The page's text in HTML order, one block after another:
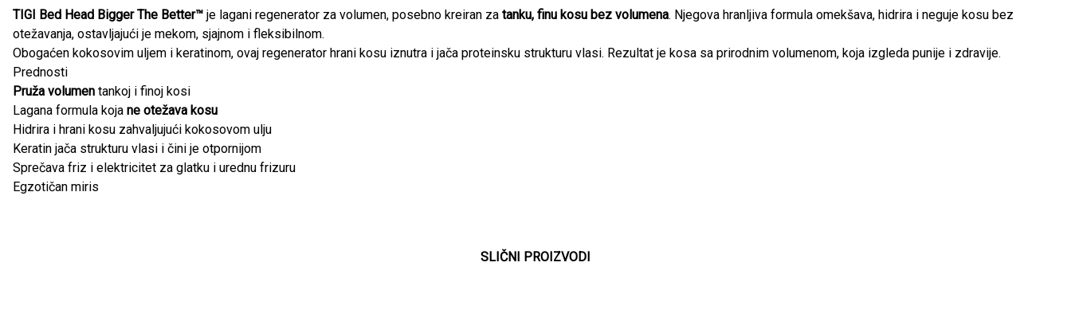
TIGI Bed Head Bigger The Better™ je lagani regenerator za volumen, posebno kreiran za tanku, finu kosu bez volumena. Njegova hranljiva formula omekšava, hidrira i neguje kosu bez
otežavanja, ostavljajući je mekom, sjajnom i fleksibilnom.
Obogaćen kokosovim uljem i keratinom, ovaj regenerator hrani kosu iznutra i jača proteinsku strukturu vlasi. Rezultat je kosa sa prirodnim volumenom, koja izgleda punije i zdravije.
Prednosti
Pruža volumen tankoj i finoj kosi
Lagana formula koja ne otežava kosu
Hidrira i hrani kosu zahvaljujući kokosovom ulju
Keratin jača strukturu vlasi i čini je otpornijom
Sprečava friz i elektricitet za glatku i urednu frizuru
Egzotičan miris
SLIČNI PROIZVODI